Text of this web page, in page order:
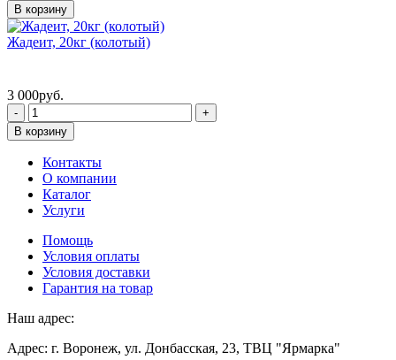
В корзину
Жадеит, 20кг (колотый)
3 000руб.
-
+
В корзину
Контакты
О компании
Каталог
Услуги
Помощь
Условия оплаты
Условия доставки
Гарантия на товар
Наш адрес:
Адрес: г. Воронеж, ул. Донбасская, 23, ТВЦ "Ярмарка"